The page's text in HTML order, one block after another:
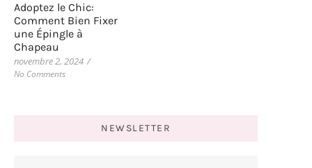
Adoptez le Chic:
Comment Bien Fixer
une Épingle à
Chapeau
novembre 2, 2024 /
No Comments
NEWSLETTER